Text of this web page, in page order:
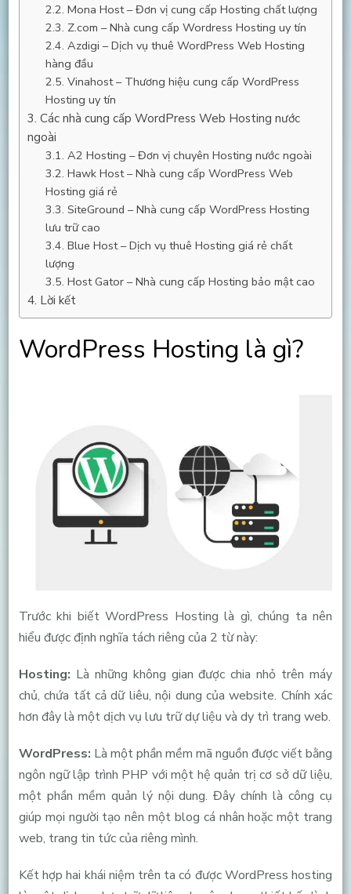
Mona Host – Đơn vị cung cấp Hosting chất lượng
Z.com – Nhà cung cấp Wordress Hosting uy tín
Azdigi – Dịch vụ thuê WordPress Web Hosting
hàng đầu
Vinahost – Thương hiệu cung cấp WordPress
Hosting uy tín
Các nhà cung cấp WordPress Web Hosting nước
ngoài
A2 Hosting – Đơn vị chuyên Hosting nước ngoài
Hawk Host – Nhà cung cấp WordPress Web
Hosting giá rẻ
SiteGround – Nhà cung cấp WordPress Hosting
lưu trữ cao
Blue Host – Dịch vụ thuê Hosting giá rẻ chất
lượng
Host Gator – Nhà cung cấp Hosting bảo mật cao
Lời kết
WordPress Hosting là gì?
Trước khi biết WordPress Hosting là gì, chúng ta nên
hiểu được định nghĩa tách riêng của 2 từ này:
Hosting: Là những không gian được chia nhỏ trên máy
chủ, chứa tất cả dữ liêu, nội dung của website. Chính xác
hơn đây là một dịch vụ lưu trữ dự liệu và dy trì trang web.
WordPress: Là một phần mềm mã nguồn được viết bằng
ngôn ngữ lập trình PHP với một hệ quản trị cơ sở dữ liệu,
một phần mềm quản lý nội dung. Đây chính là công cụ
giúp mọi người tạo nên một blog cá nhân hoặc một trang
web, trang tin tức của riêng mình.
Kết hợp hai khái niệm trên ta có được WordPress hosting